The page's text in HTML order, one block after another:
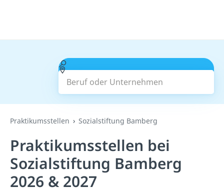
Beruf oder Unternehmen
Suchen
Praktikumsstellen Sozialstiftung Bamberg
Praktikumsstellen bei
Sozialstiftung Bamberg
2026 & 2027